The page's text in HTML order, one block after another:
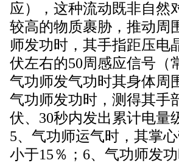
应），这种流动既非自然
较高的物质裹胁，推动周
师发功时，其手指距压电
伏左右的50周感应信号（
气功师发气功时其身体周
气功师发功时，测得其手
伏、30秒内发出累计电量
5、气功师运气时，其掌
小于15％；6、气功师发